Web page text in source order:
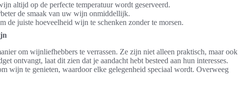
altijd op de perfecte temperatuur wordt geserveerd.
de smaak van uw wijn onmiddellijk.
de juiste hoeveelheid wijn te schenken zonder te morsen.
om wijnliefhebbers te verrassen. Ze zijn niet alleen praktisch, maar ook
ontvangt, laat dit zien dat je aandacht hebt besteed aan hun interesses.
wijn te genieten, waardoor elke gelegenheid speciaal wordt. Overweeg